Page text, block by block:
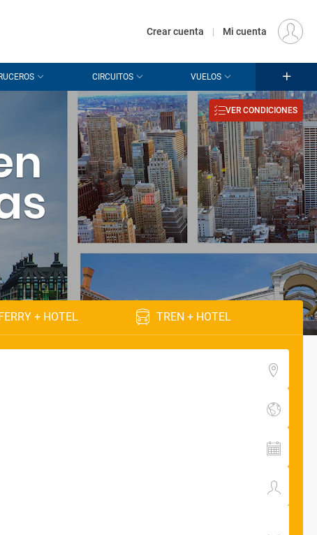
Crear cuenta | Mi cuenta
CIRCUITOS VUELOS
VER CONDICIONES
+ HOTEL TREN + HOTEL